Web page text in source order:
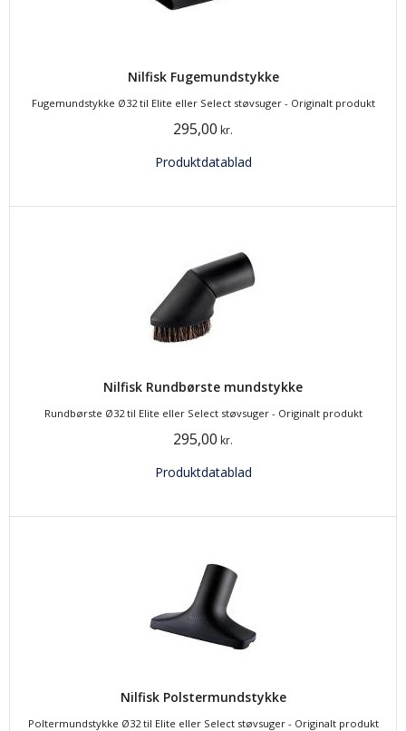
Nilfisk Fugemundstykke
Fugemundstykke Ø32 til Elite eller Select støvsuger - Originalt produkt
295,00 kr.
Produktdatablad
Nilfisk Rundbørste mundstykke
Rundbørste Ø32 til Elite eller Select støvsuger - Originalt produkt
295,00 kr.
Produktdatablad
Nilfisk Polstermundstykke
Poltermundstykke Ø32 til Elite eller Select støvsuger - Originalt produkt